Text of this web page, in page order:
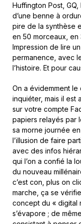
Huffington Post,
d’une benne à
pire de la synthèse
en 50 morceaux,
Impression de lire
permanence, avec
l’histoire. Et pour
On a évidemment le
inquiéter, mais il est
sur votre compte
papiers relayés par
sa morne journée
l’illusion de faire
avec des infos
qui l’on a confié la
du nouveau
c’est con, plus on
marche, ça se
concept du « digital
s’évapore ; de